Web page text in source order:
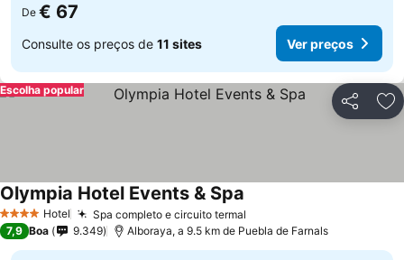
De € 67
Consulte os preços de 11 sites Ver preços
Partilhar
Escolha popular
4 EstrelasHotel Spa completo e circuito termal
Olympia Hotel Events & Spa
7,9 Boa 9.349 Alboraya, a 9.5 km de Puebla de Farnals